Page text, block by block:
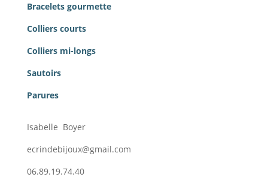
Bracelets gourmette
Colliers courts
Colliers mi-longs
Sautoirs
Parures
Isabelle Boyer
ecrindebijoux@gmail.com
06.89.19.74.40